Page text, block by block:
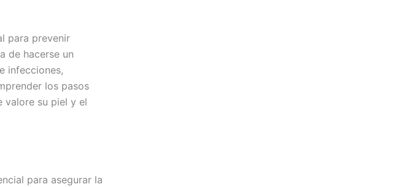
para prevenir
de hacerse un
infecciones,
los pasos
valore su piel y el
para asegurar la